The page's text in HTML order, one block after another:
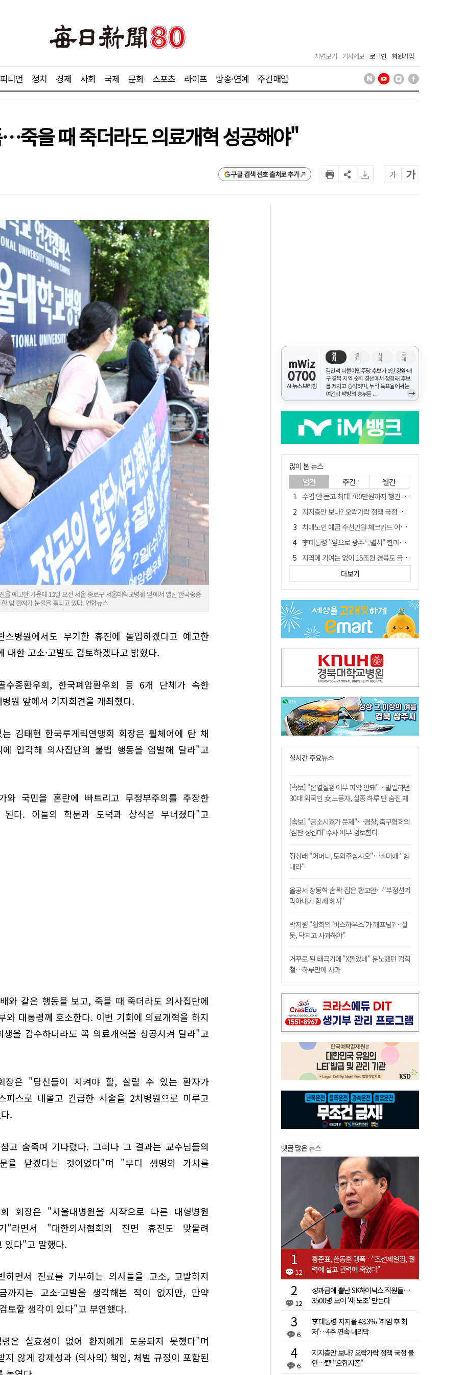
지면보기 기사제보 로그인 회원가입
니언 정치 경제 사회 국제 문화 스포츠 라이프 방송·연예 주간매일
죽을 때 죽더라도 의료개혁 성공해야"
구글 검색 선호 출처로 추가 가 가
을 예고한 가운데 12일 오전 서울 종로구 서울대학교병원 앞에서 열린 한국중증
암 환자가 눈물을 흘리고 있다. 연합뉴스
병원에서도 무기한 휴진에 돌입하겠다고 예고한
대한 고소·고발도 검토하겠다고 밝혔다.
수종환우회, 한국폐암환우회 등 6개 단체가 속한
원 앞에서 기자회견을 개최했다.
김태현 한국루게릭연맹회 회장은 휠체어에 탄 채
입각해 의사집단의 불법 행동을 엄벌해 달라"고
국민을 혼란에 빠트리고 무정부주의를 주장한
다. 이들의 학문과 도덕과 상식은 무너졌다"고
와 같은 행동을 보고, 죽을 때 죽더라도 의사집단에
대통령께 호소한다. 이번 기회에 의료개혁을 하지
을 감수하더라도 꼭 의료개혁을 성공시켜 달라"고
장은 "당신들이 지켜야 할, 살릴 수 있는 환자가
피스로 내몰고 긴급한 시술을 2차병원으로 미루고
.
고 숨죽여 기다렸다. 그러나 그 결과는 교수님들의
을 닫겠다는 것이었다"며 "부디 생명의 가치를
회장은 "서울대병원을 시작으로 다른 대형병원
"라면서 "대한의사협회의 전면 휴진도 맞물려
있다"고 말했다.
면서 진료를 거부하는 의사들을 고소, 고발하지
까지는 고소·고발을 생각해본 적이 없지만, 만약
토할 생각이 있다"고 부연했다.
은 실효성이 없어 환자에게 도움되지 못했다"며
않게 강제성과 (의사의) 책임, 처벌 규정이 포함된
mWiz
0700
AI 뉴스브리핑
정
치
경
제
사
회
국
제
김민석 더불어민주당 후보가 9일 강원·대
구·경북 지역 순회 경선에서 정청래 후보
를 제치고 승리하며, 누적 득표율에서는
여전히 박빙의 승부를 ...
→
많이 본 뉴스
일간 주간 월간
수업 안 듣고 최대 700만원까지 챙긴 포항 A대학 '유령 선수' 등 무더기 송치
지지층만 보나? 오락가락 정책 국정 불안…野 "오합지졸"
치매노인 예금 수천만원 체크카드 이용해 빼돌린 70대 간병인, 집행유예
李대통령 "앞으로 광주특별시" 한마디에…'전남 빠진 약칭' 논란 재점화
지역에 기여는 없이 15조원 경북도 금고 눈독 들이는 대형銀
대구 출신 파이터 최두호, 8년 만에 UFC 재진입 도전
[여권 국정 운영 난맥상] 그때 그때 다른 규제 완화
[매일희평] 이들 중 어떤 시술은 7시간 반 걸렸다고 자랑질
李대통령 지지율 43.3% '취임 후 최저'…4주 연속 내리막
더보기
실시간 주요뉴스
[속보] "온열질환 여부 파악 안돼"…밭일하던
30대 외국인 女 노동자, 실종 하루 만 숨진 채
[속보] "공소시효가 문제"…경찰, 축구협회의
'심판 성접대' 수사 여부 검토한다
정청래 "어머니, 도와주십시오"…추미애 "힘
내라"
올공서 장동혁 손 꽉 잡은 황교안…"부정선거
막아내기 함께 하자"
박지원 "황희의 '버스하우스'가 해프닝?…잘
못, 닥치고 사과해야"
거꾸로 된 태극기에 "X돌았네" 분노했던 김희
철…하루만에 사과
댓글 많은 뉴스
12
홍준표, 한동훈 맹폭…"조선제일껌, 권
력에 살고 권력에 죽었다"
12
성과급에 뿔난 SK하이닉스 직원들…
3500명 모여 '새 노조' 만든다
6
李대통령 지지율 43.3% '취임 후 최
저'…4주 연속 내리막
6
지지층만 보나? 오락가락 정책 국정 불
안…野 "오합지졸"